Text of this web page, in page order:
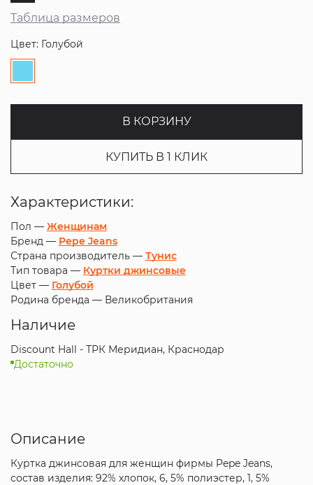
Таблица размеров
Цвет: Голубой
В КОРЗИНУ
КУПИТЬ В 1 КЛИК
Характеристики:
Пол — Женщинам
Бренд — Pepe Jeans
Страна производитель — Тунис
Тип товара — Куртки джинсовые
Цвет — Голубой
Родина бренда — Великобритания
Наличие
Discount Hall - ТРК Меридиан, Краснодар
Достаточно
Описание
Куртка джинсовая для женщин фирмы Pepe Jeans,
состав изделия: 92% хлопок, 6, 5% полиэстер, 1, 5%